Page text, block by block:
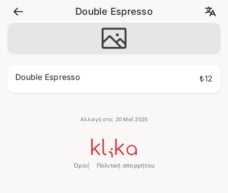
Double Espresso
Double Espresso ₺12
Αλλαγή στις 20 Μαΐ 2025
Όροι Πολιτική απορρήτου